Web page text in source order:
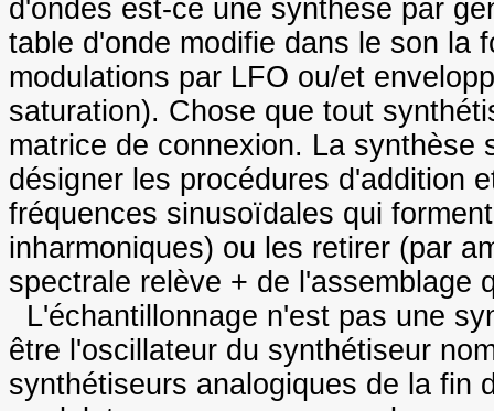
d'ondes est-ce une synthèse par
table d'onde modifie dans le son la
modulations par LFO ou/et
saturation). Chose que tout
matrice de connexion. La synthèse
désigner les procédures d'addition
fréquences sinusoïdales qui
inharmoniques) ou les retirer (par
spectrale relève + de l'assemblage
L'échantillonnage n'est pas une
être l'oscillateur du synthétiseur
synthétiseurs analogiques de la fin